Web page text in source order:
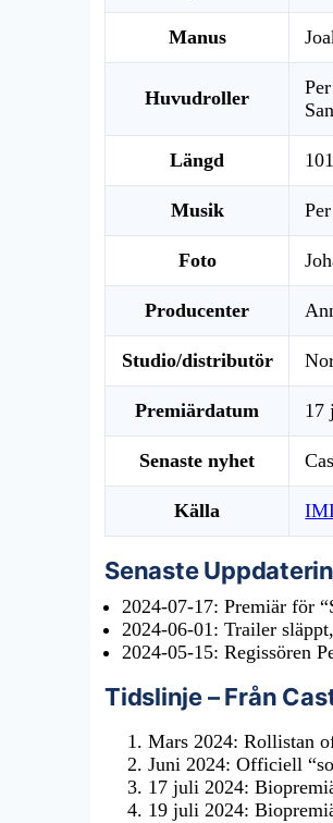
Manus
Huvudroller
Längd
Musik
Foto
Producenter
Studio/distributör
Premiärdatum 17
Senaste nyhet
Källa
Senaste
2024-07-17: Premiär för
2024-06-01 : Trailer
2024-05-15: Regissören
Tidslinje – Från
Mars 2024: Rollistan
Juni 2024: Officiell
17 juli 2024:
19 juli 2024: